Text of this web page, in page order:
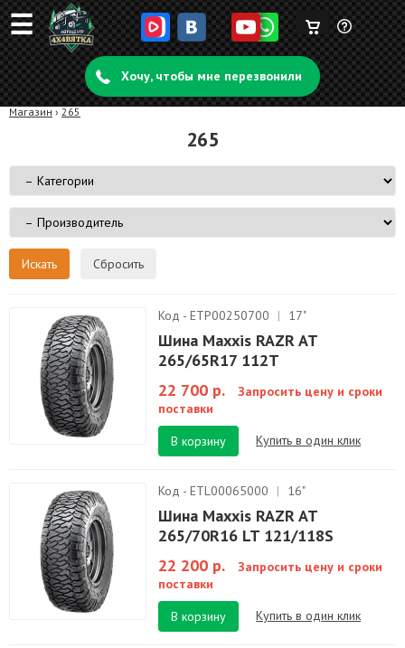
☰ Задать
вопрос
Корзина
пуста
Хочу, чтобы мне перезвонили
Магазин › 265
265
Сбросить
Код - ETP00250700 | 17"
Шина Maxxis RAZR AT
265/65R17 112T
22 700 р.
Запросить цену и сроки
поставки
В корзину
Купить в один клик
Код - ETL00065000 | 16"
Шина Maxxis RAZR AT
265/70R16 LT 121/118S
22 200 р.
Запросить цену и сроки
поставки
В корзину
Купить в один клик